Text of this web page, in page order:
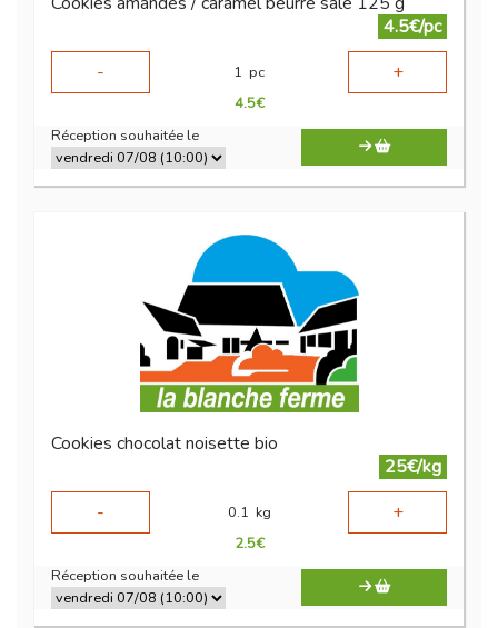
4.5€/pc
-
1 pc +
4.5€
Réception souhaitée le
Cookies chocolat noisette bio
25€/kg
-
0.1 kg +
2.5€
Réception souhaitée le